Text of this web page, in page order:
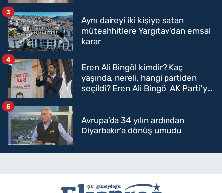
Aynı daireyi iki kişiye satan
müteahhitlere Yargıtay'dan emsal
karar
3
Eren Ali Bingöl kimdir? Kaç
yaşında, nereli, hangi partiden
seçildi? Eren Ali Bingöl AK Parti'ye
4
Avrupa’da 34 yılın ardından
Diyarbakır’a dönüş umudu
5